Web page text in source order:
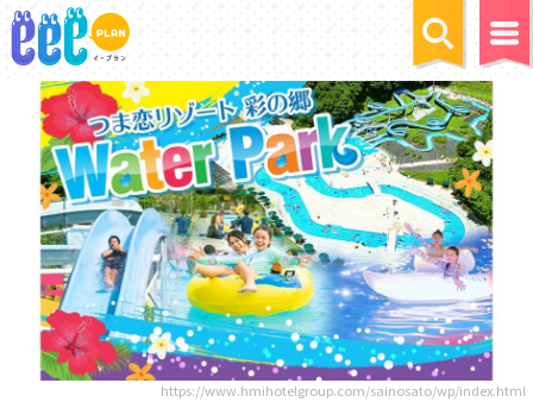
https://www.hmihotelgroup.com/sainosato/wp/index.html